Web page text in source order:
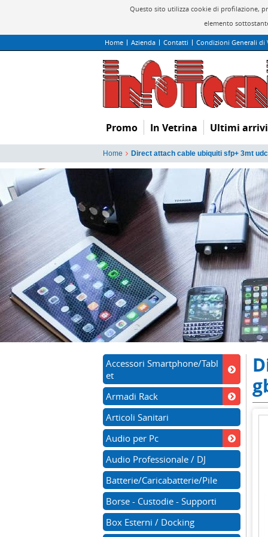
Questo sito utilizza cookie di profilazione,
elemento
Home Azienda Contatti Condizioni Generali di
Promo In Vetrina Ultimi arrivi
Home Direct attach cable ubiquiti sfp+ 3mt
Accessori Smartphone/Tabl
et
Armadi Rack
Articoli Sanitari
Audio per Pc
Audio Professionale / DJ
Batterie/Caricabatterie/Pile
Borse - Custodie - Supporti
Box Esterni / Docking